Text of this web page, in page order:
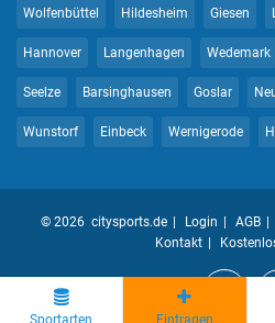
Wolfenbüttel Hildesheim Giesen
Hannover Langenhagen Wedemark
Seelze Barsinghausen Goslar
Wunstorf Einbeck Wernigerode
© 2026 citysports.de Login AGB
Kontakt
Sportarten Eintragen